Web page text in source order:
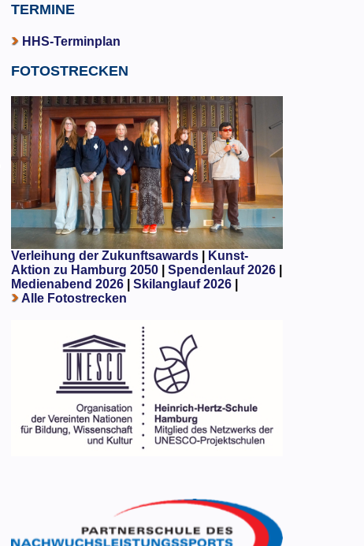
TERMINE
HHS-Terminplan
FOTOSTRECKEN
Verleihung der Zukunftsawards|
Kunst-
Aktion zu Hamburg 2050
Spendenlauf 2026|
Medienabend 2026| Skilanglauf 2026|
Alle Fotostrecken